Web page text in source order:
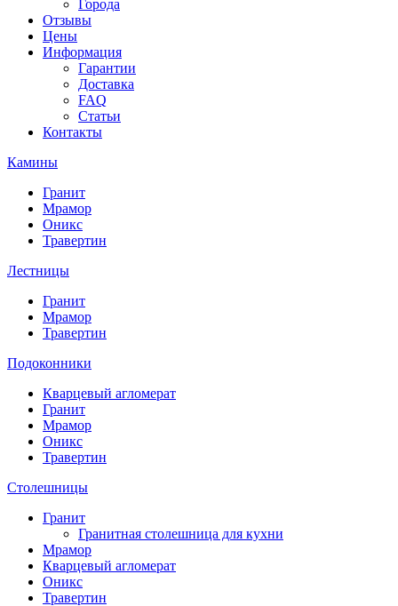
Города
Отзывы
Цены
Информация
Гарантии
Доставка
FAQ
Статьи
Контакты
Камины
Гранит
Мрамор
Оникс
Травертин
Лестницы
Гранит
Мрамор
Травертин
Подоконники
Кварцевый агломерат
Гранит
Мрамор
Оникс
Травертин
Столешницы
Гранит
Гранитная столешница для кухни
Мрамор
Кварцевый агломерат
Оникс
Травертин